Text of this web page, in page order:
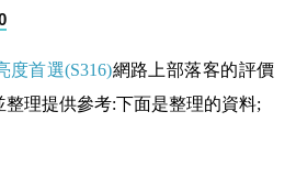
度首選(S316)網路上部落客的評價
理提供參考:下面是整理的資料;